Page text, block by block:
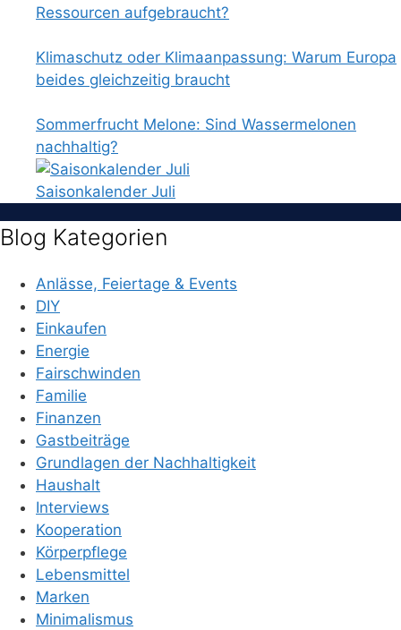
Ressourcen aufgebraucht?
Klimaschutz oder Klimaanpassung: Warum Europa
beides gleichzeitig braucht
Sommerfrucht Melone: Sind Wassermelonen
nachhaltig?
Saisonkalender Juli
Blog Kategorien
Anlässe, Feiertage & Events
DIY
Einkaufen
Energie
Fairschwinden
Familie
Finanzen
Gastbeiträge
Grundlagen der Nachhaltigkeit
Haushalt
Interviews
Kooperation
Körperpflege
Lebensmittel
Marken
Minimalismus